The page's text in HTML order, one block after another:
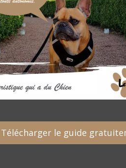
Télécharger le guide